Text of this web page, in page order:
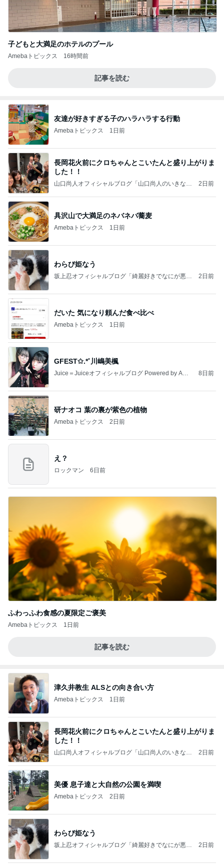
子どもと大満足のホテルのプール
Amebaトピックス 16時間前
記事を読む
友達が好きすぎる子のハラハラする行動
Amebaトピックス 1日前
長岡花火前にクロちゃんとこいたんと盛り上がりま
した！！
山口尚人オフィシャルブログ「山口尚人のいきなり
by Ameba
2日前
具沢山で大満足のネバネバ蕎麦
Amebaトピックス 1日前
わらび姫なう
坂上忍オフィシャルブログ「綺麗好きでなにが悪
2日前
だいた 気になり頼んだ食べ比べ
Amebaトピックス 1日前
GFEST✩.*˚川嶋美楓
Juice＝Juiceオフィシャルブログ Powered by Ame
8日前
研ナオコ 葉の裏が紫色の植物
Amebaトピックス 2日前
え？
ロックマン 6日前
ふわっふわ食感の夏限定ご褒美
Amebaトピックス 1日前
記事を読む
津久井教生 ALSとの向き合い方
Amebaトピックス 1日前
長岡花火前にクロちゃんとこいたんと盛り上がりま
した！！
山口尚人オフィシャルブログ「山口尚人のいきなり
by Ameba
2日前
美優 息子達と大自然の公園を満喫
Amebaトピックス 2日前
わらび姫なう
坂上忍オフィシャルブログ「綺麗好きでなにが悪
2日前